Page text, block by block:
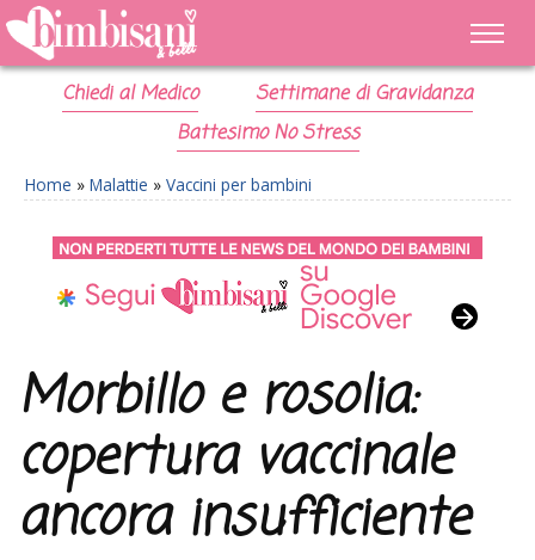
Chiedi al Medico
Settimane di Gravidanza
Battesimo No Stress
Home » Malattie » Vaccini per bambini
Morbillo e rosolia:
copertura vaccinale
ancora insufficiente